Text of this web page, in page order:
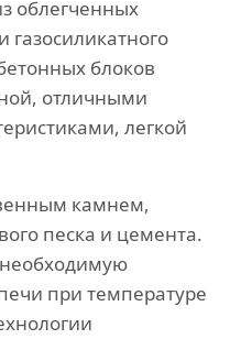
облегченных
блоков
отличными
легкой
камнем,
песка и цемента.
при температуре